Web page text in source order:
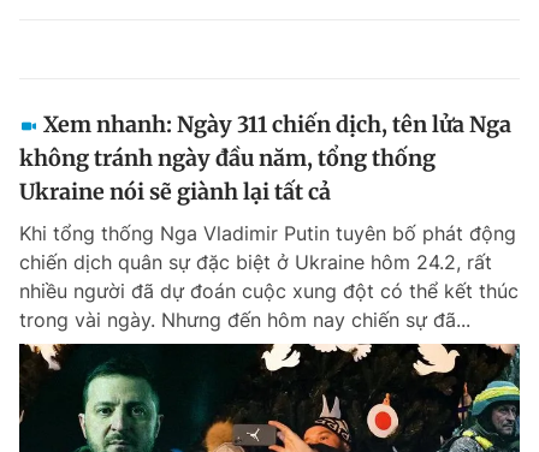
Xem nhanh: Ngày 311 chiến dịch, tên lửa Nga
không tránh ngày đầu năm, tổng thống
Ukraine nói sẽ giành lại tất cả
Khi tổng thống Nga Vladimir Putin tuyên bố phát động
chiến dịch quân sự đặc biệt ở Ukraine hôm 24.2, rất
nhiều người đã dự đoán cuộc xung đột có thể kết thúc
trong vài ngày. Nhưng đến hôm nay chiến sự đã...